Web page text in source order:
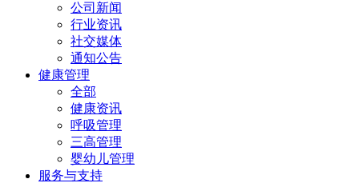
公司新闻
行业资讯
社交媒体
通知公告
健康管理
全部
健康资讯
呼吸管理
三高管理
婴幼儿管理
服务与支持